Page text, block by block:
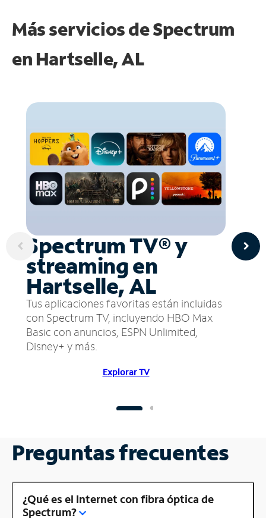
Más servicios de Spectrum
en Hartselle, AL
Spectrum TV® y
streaming en
Hartselle, AL
Tus aplicaciones favoritas están incluidas
con Spectrum TV, incluyendo HBO Max
Basic con anuncios, ESPN Unlimited,
Disney+ y más.
Explorar TV
Preguntas frecuentes
¿Qué es el Internet con fibra óptica de
Spectrum?